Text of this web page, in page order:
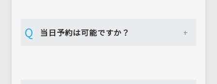
Q 当日予約は可能ですか？